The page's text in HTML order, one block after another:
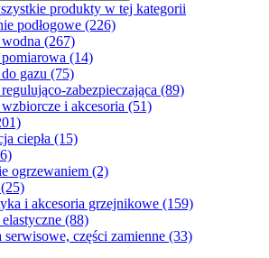
produkty w tej kategorii
podłogowe (226)
(267)
(14)
gazu (75)
zabezpieczająca (89)
i akcesoria (51)
ciepła (15)
ogrzewaniem (2)
(25)
i akcesoria grzejnikowe (159)
elastyczne (88)
serwisowe, części zamienne (33)